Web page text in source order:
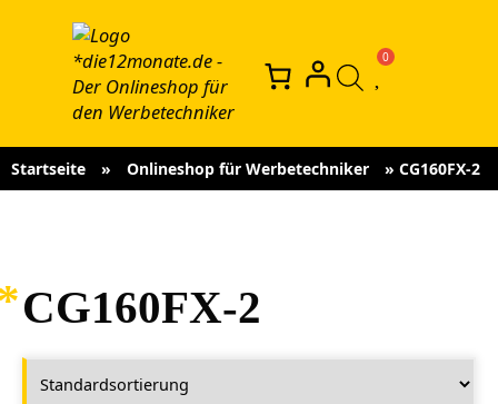
Startseite » Onlineshop für Werbetechniker » CG160FX-2
CG160FX-2